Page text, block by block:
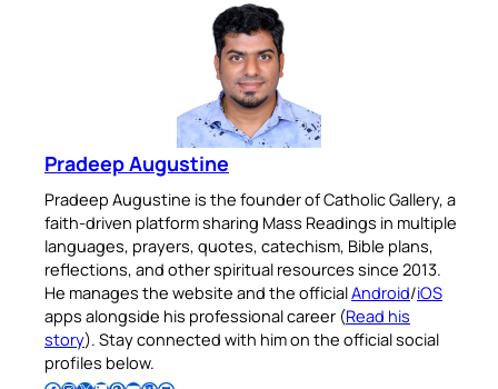
Pradeep Augustine
Pradeep Augustine is the founder of Catholic Gallery, a
faith-driven platform sharing Mass Readings in multiple
languages, prayers, quotes, catechism, Bible plans,
reflections, and other spiritual resources since 2013.
He manages the website and the officialAndroid/iOS
apps alongside his professional career (Read his
story). Stay connected with him on the official social
profiles below.